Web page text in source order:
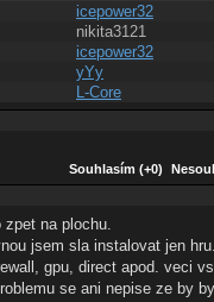
icepower32
nikita3121
icepower32
yYy
L-Core
Souhlasím (+0)
na plochu.
jsem sla instalovat jen hru.
gpu, direct apod. veci
se ani nepise ze by